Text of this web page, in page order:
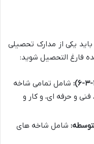
کنکور سراسری ۱۴۰۴، شما باید یکی از مدارک تحصیلی
فارغ التحصیل شوید:
شامل تمامی شاخه
و حرفه ای، و کار و
شامل شاخه های